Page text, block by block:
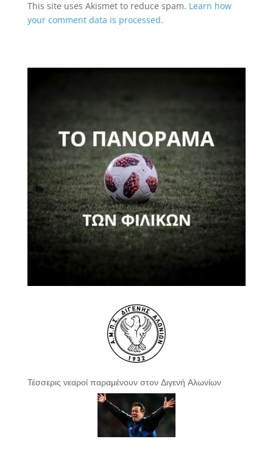
This site uses Akismet to reduce spam. Learn how
your comment data is processed.
Τέσσερις νεαροί παραμένουν στον Διγενή Αλωνίων